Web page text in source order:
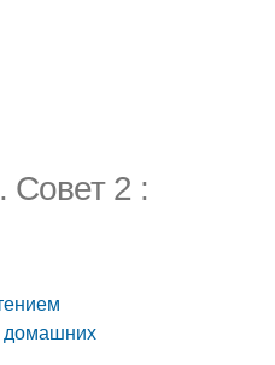
Совет 2 :
домашних